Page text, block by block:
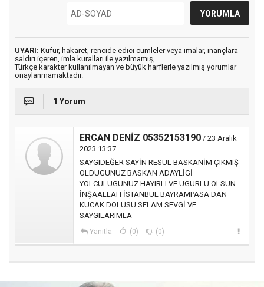
UYARI: Küfür, hakaret, rencide edici cümleler veya imalar, inançlara
saldırı içeren, imla kuralları ile yazılmamış,
Türkçe karakter kullanılmayan ve büyük harflerle yazılmış yorumlar
onaylanmamaktadır.
1 Yorum
ERCAN DENİZ 05352153190 / 23 Aralık
2023 13:37
SAYGIDEĞER SAYİN RESUL BASKANİM ÇIKMIŞ
OLDUGUNUZ BASKAN ADAYLİGİ
YOLCULUGUNUZ HAYIRLI VE UGURLU OLSUN
İNŞAALLAH İSTANBUL BAYRAMPASA DAN
KUCAK DOLUSU SELAM SEVGİ VE
SAYGILARIMLA
Yanıtla (0) (0)